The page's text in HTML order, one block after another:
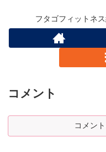
フタゴフィットネ
コメント
コメン